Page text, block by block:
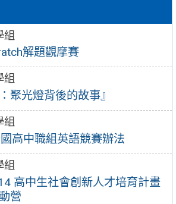
組
解題觀摩賽
組
聚光燈背後的故事』
組
高中職組英語競賽辦法
組
高中生社會創新人才培育計畫
營